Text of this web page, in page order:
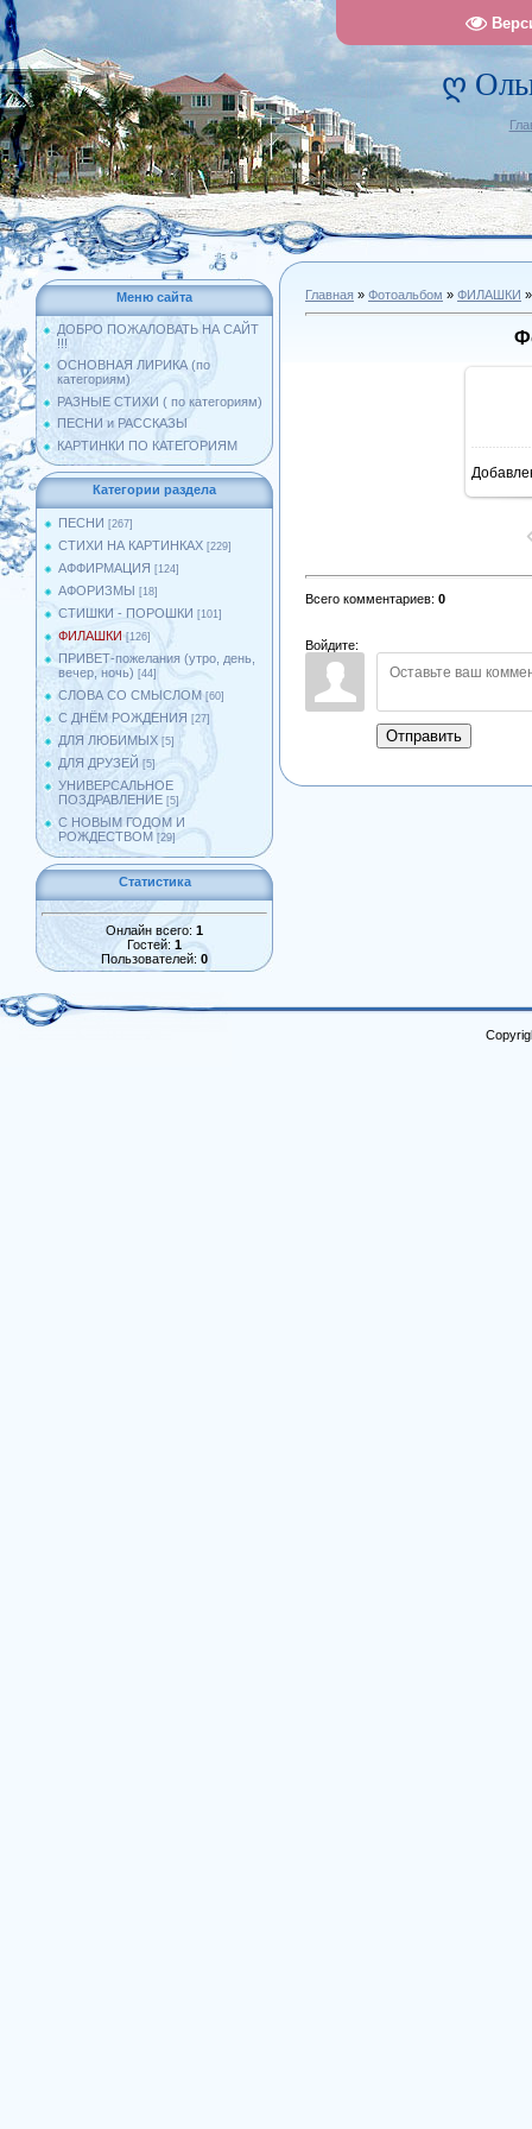
ღ
Меню сайта
ДОБРО ПОЖАЛОВАТЬ НА САЙТ
!!!
ОСНОВНАЯ ЛИРИКА (по
категориям)
РАЗНЫЕ СТИХИ ( по категориям)
ПЕСНИ и РАССКАЗЫ
КАРТИНКИ ПО КАТЕГОРИЯМ
Категории раздела
ПЕСНИ [267]
СТИХИ НА КАРТИНКАХ [229]
АФФИРМАЦИЯ [124]
АФОРИЗМЫ [18]
СТИШКИ - ПОРОШКИ [101]
ФИЛАШКИ [126]
ПРИВЕТ-пожелания (утро, день,
вечер, ночь) [44]
СЛОВА СО СМЫСЛОМ [60]
С ДНЁМ РОЖДЕНИЯ [27]
ДЛЯ ЛЮБИМЫХ [5]
ДЛЯ ДРУЗЕЙ [5]
УНИВЕРСАЛЬНОЕ
ПОЗДРАВЛЕНИЕ [5]
С НОВЫМ ГОДОМ И
РОЖДЕСТВОМ [29]
Статистика
Онлайн всего: 1
Гостей: 1
Пользователей: 0
Главная » Фотоальбом » ФИЛАШКИ
Всего комментариев: 0
Войдите:
Отправить